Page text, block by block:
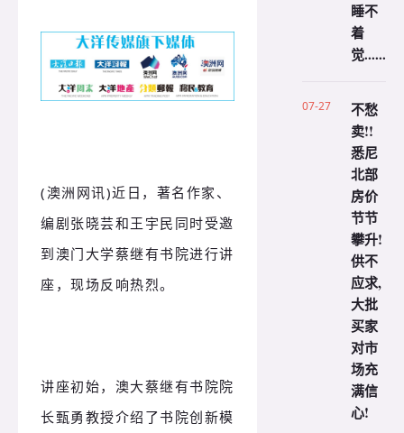
(澳洲网讯)近日，著名作家、
编剧张晓芸和王宇民同时受邀
到澳门大学蔡继有书院进行讲
座，现场反响热烈。
讲座初始，澳大蔡继有书院院
长甄勇教授介绍了书院创新模
睡不
着
觉......
07-27
不愁
卖!!
悉尼
北部
房价
节节
攀升!
供不
应求,
大批
买家
对市
场充
满信
心!